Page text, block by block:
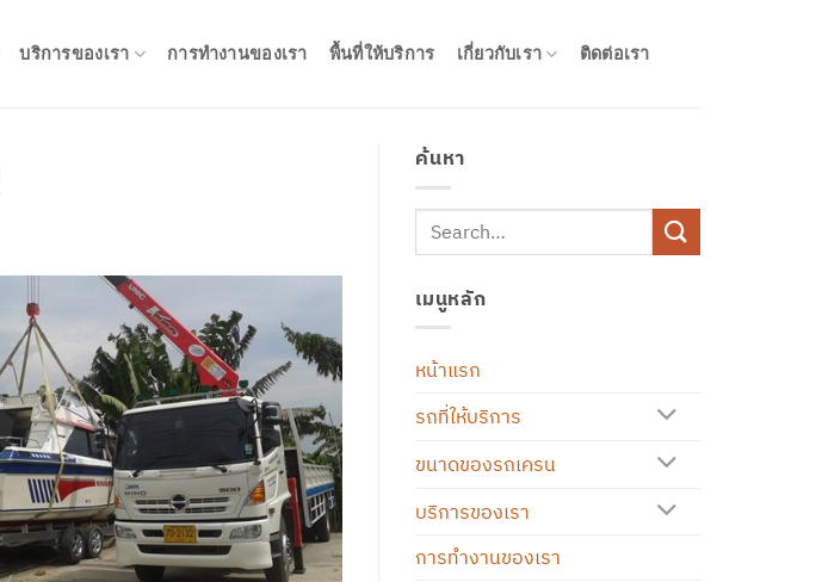
บริการของเรา การทำงานของเรา พื้นที่ให้บริการ เกี่ยวกับเรา ติดต่อเรา
ค้นหา
เมนูหลัก
หน้าแรก
รถที่ให้บริการ
ขนาดของรถเครน
บริการของเรา
การทำงานของเรา